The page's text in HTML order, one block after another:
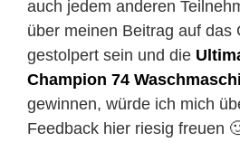
auch jedem anderen
über meinen Beitrag auf das
gestolpert sein und die
Champion 74
gewinnen, würde ich mich
Feedback hier riesig freuen